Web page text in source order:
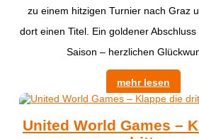
zu einem hitzigen Turnier nach Graz
dort einen Titel. Ein goldener
Saison – herzlichen
mehr lesen
United World Games –